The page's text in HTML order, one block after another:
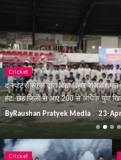
Cricket
द स्पोर्ट्स स्कूल द्वारा विद्या विहार
हंट: छह जिलों से आए 200 से अधिक युवा
ByRaushan Pratyek Media 23-
Cricket